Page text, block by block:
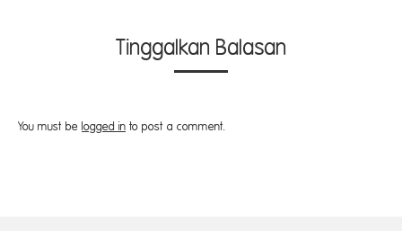
Tinggalkan Balasan
You must be logged in to post a comment.